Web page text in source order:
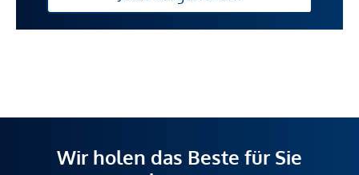
Wir holen das Beste für Sie